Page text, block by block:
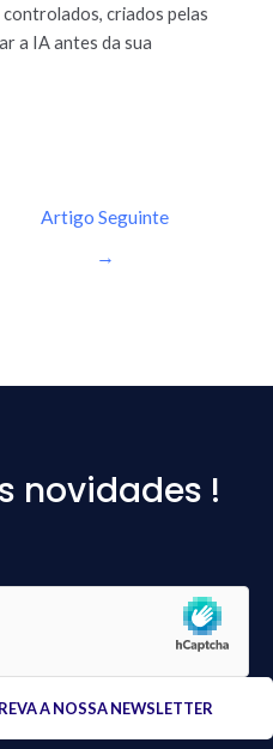
controlados, criados pelas
a IA antes da sua
Artigo Seguinte
→
novidades !